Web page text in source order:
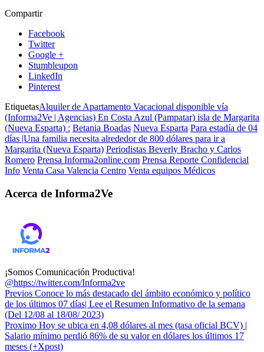
Compartir
Facebook
Twitter
Google +
Stumbleupon
LinkedIn
Pinterest
EtiquetasAlquiler de Apartamento Vacacional disponible vía
(Informa2Ve | Agencias) En Costa Azul (Pampatar) isla de Margarita
(Nueva Esparta) : Betania Boadas Nueva Esparta Para estadía de 04
días |Una familia necesita alrededor de 800 dólares para ir a
Margarita (Nueva Esparta) Periodistas Beverly Bracho y Carlos
Romero Prensa Informa2online.com Prensa Reporte Confidencial
Info Venta Casa Valencia Centro Venta equipos Médicos
Acerca de Informa2Ve
¡Somos Comunicación Productiva!
@https://twitter.com/Informa2ve
Previos Conoce lo más destacado del ámbito económico y político
de los últimos 07 días| Lee el Resumen Informativo de la semana
(Del 12/08 al 18/08/ 2023)
Proximo Hoy se ubica en 4,08 dólares al mes (tasa oficial BCV) |
Salario mínimo perdió 86% de su valor en dólares los últimos 17
meses (+Xpost)